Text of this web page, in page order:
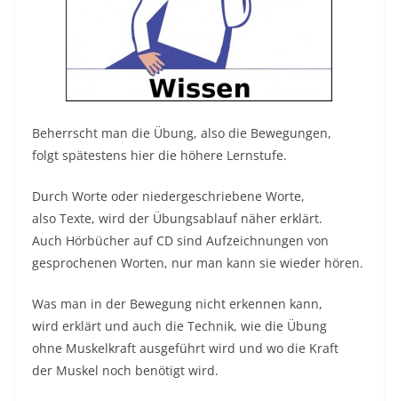
Beherrscht man die Übung, also die Bewegungen,
folgt spätestens hier die höhere Lernstufe.
Durch Worte oder niedergeschriebene Worte,
also Texte, wird der Übungsablauf näher erklärt.
Auch Hörbücher auf CD sind Aufzeichnungen von
gesprochenen Worten, nur man kann sie wieder hören.
Was man in der Bewegung nicht erkennen kann,
wird erklärt und auch die Technik, wie die Übung
ohne Muskelkraft ausgeführt wird und wo die Kraft
der Muskel noch benötigt wird.